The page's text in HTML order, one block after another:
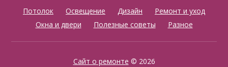
Потолок Освещение Дизайн
Ремонт и уход
Окна и двери
Полезные советы Разное
Сайт о ремонте © 2026